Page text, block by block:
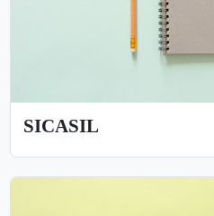
SICASIL